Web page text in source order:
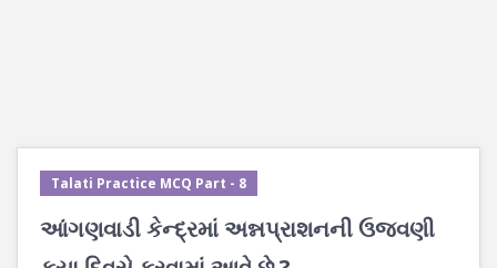
Talati Practice MCQ Part - 8
આંગણવાડી કેન્દ્રમાં અન્નપ્રાશનની ઉજવણી